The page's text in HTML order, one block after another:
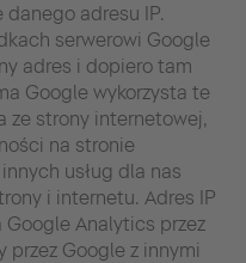
adresu IP.
serwerowi Google
adres i dopiero tam
Google wykorzysta te
ze strony internetowej,
na stronie
usług dla nas
i internetu. Adres IP
Google Analytics przez
przez Google z innymi